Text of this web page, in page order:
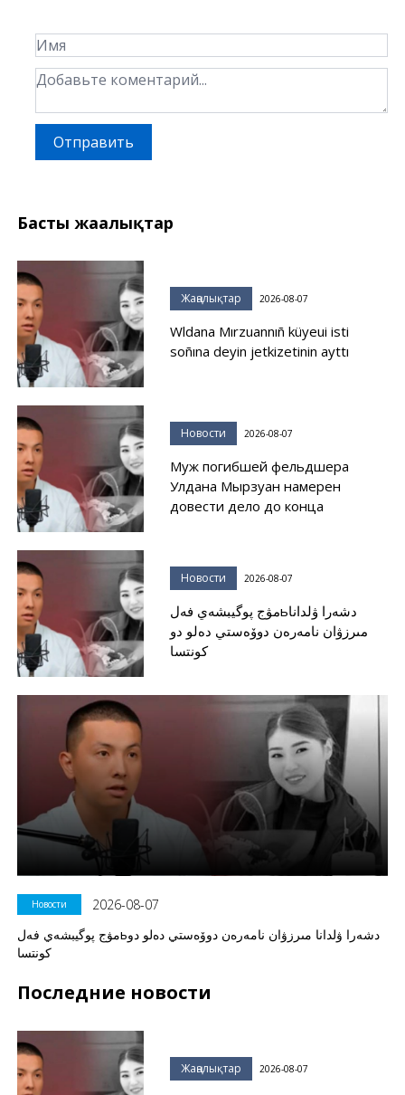
Отправить
Басты жаңалықтар
Жаңалықтар 2026-08-07
Wldana Mırzuannıñ küyeui isti
soñına deyin jetkizetinin ayttı
Новости 2026-08-07
Муж погибшей фельдшера
Улдана Мырзуан намерен
довести дело до конца
Новости 2026-08-07
مۋج پوگيبشەي فەلьدشەرا ۋلدانا
مىرزۋان نامەرەن دوۆەستي دەلو دو
كونتسا
Новости
2026-08-07
مۋج پوگيبشەي فەلьدشەرا ۋلدانا مىرزۋان نامەرەن دوۆەستي دەلو دو
كونتسا
Последние новости
Жаңалықтар 2026-08-07